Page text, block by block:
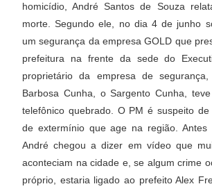
homicídio, André Santos de Souza
morte. Segundo ele, no dia 4 de junho
um segurança da empresa GOLD que
prefeitura na frente da sede do
proprietário da empresa de
Barbosa Cunha, o Sargento Cunha,
telefônico quebrado. O PM é suspeito
de extermínio que age na região.
André chegou a dizer em vídeo que
aconteciam na cidade e, se algum crime
próprio, estaria ligado ao prefeito Alex